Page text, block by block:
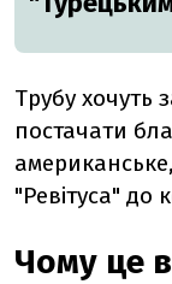
Трубу хочуть
постачати
"Ревітуса" до
Чому це